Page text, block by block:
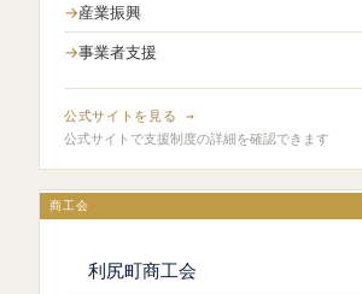
産業振興
事業者支援
公式サイトを見る →
公式サイトで支援制度の詳細を確認できます
商工会
利尻町商工会